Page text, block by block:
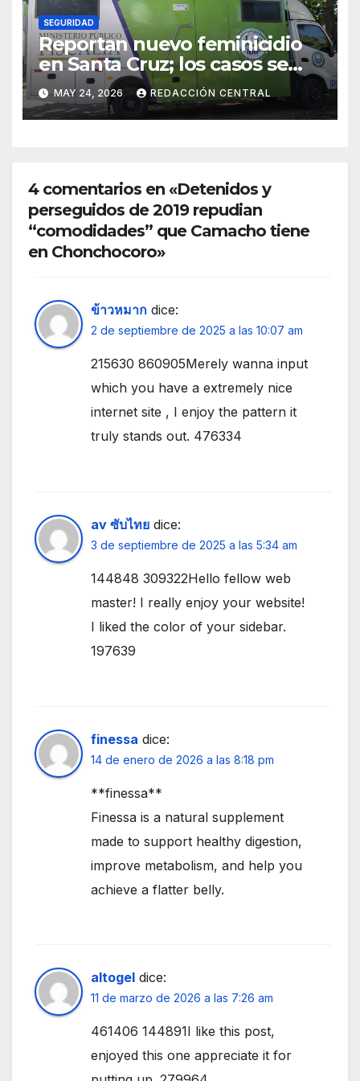
SEGURIDAD
Reportan nuevo feminicidio
en Santa Cruz; los casos se
elevan a 33 en el país
MAY 24, 2026 REDACCIÓN CENTRAL
4 comentarios en «Detenidos y
perseguidos de 2019 repudian
“comodidades” que Camacho tiene
en Chonchocoro»
ข้าวหมาก dice:
2 de septiembre de 2025 a las 10:07 am
215630 860905Merely wanna input
which you have a extremely nice
internet site , I enjoy the pattern it
truly stands out. 476334
av ซับไทย dice:
3 de septiembre de 2025 a las 5:34 am
144848 309322Hello fellow web
master! I really enjoy your website!
I liked the color of your sidebar.
197639
finessa dice:
14 de enero de 2026 a las 8:18 pm
**finessa**
Finessa is a natural supplement
made to support healthy digestion,
improve metabolism, and help you
achieve a flatter belly.
altogel dice:
11 de marzo de 2026 a las 7:26 am
461406 144891I like this post,
enjoyed this one appreciate it for